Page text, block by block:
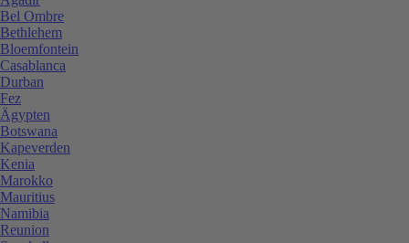
Bel Ombre
Bethlehem
Bloemfontein
Casablanca
Durban
Fez
Ägypten
Botswana
Kapeverden
Kenia
Marokko
Mauritius
Namibia
Reunion